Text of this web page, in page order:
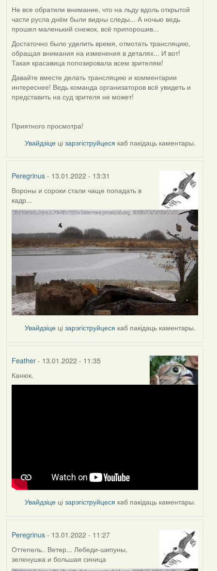
Не все обратили внимание, что на льду вдоль открытой
части русла днём были видны следы... А ночью ведь
прошел маленький снежок, всё припорошив...
Достаточно было уделить время, отмотать трансляцию,
обращая внимания на изменения в деталях... И вот!
Такая красавица попозировала всем зрителям!
Давайте вместе делать трансляцию и комментарии
интереснее! Ведь команда организаторов всё увидеть и
представить на суд зрителя не может!
Приятного просмотра!
Увайдзіце цізарэгіструйцеся каб пакідаць каментары.
Peregrinus- 13.01.2022 - 13:31
Вороны и сороки стали чаще попадать в
кадр...
Увайдзіце цізарэгіструйцеся каб пакідаць каментары.
Feather- 13.01.2022 - 11:35
Канюк.
Увайдзіце цізарэгіструйцеся каб пакідаць каментары.
Peregrinus- 13.01.2022 - 11:27
Оттепель.. Ветер... Лебеди-шипуны,
зеленушка и большая синица